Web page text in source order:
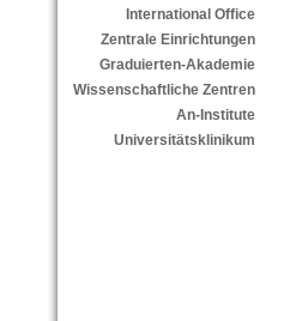
International Office
Zentrale Einrichtungen
Graduierten-Akademie
Wissenschaftliche Zentren
An-Institute
Universitätsklinikum